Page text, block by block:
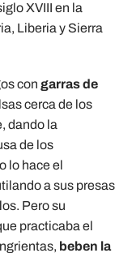
XVIII en la
Liberia y Sierra
con garras de
cerca de los
dando la
de los
lo hace el
a sus presas
Pero su
practicaba el
beben la